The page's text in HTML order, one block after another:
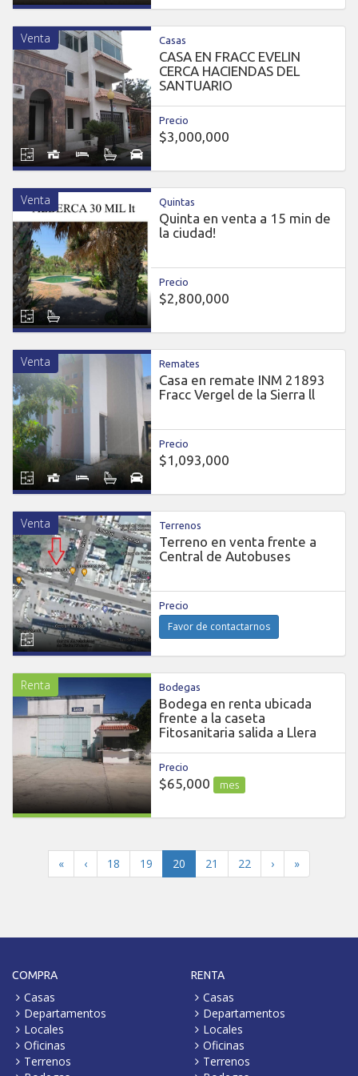
Venta Casas
CASA EN FRACC EVELIN
CERCA HACIENDAS DEL
SANTUARIO
Precio
$3,000,000
Venta Quintas
Quinta en venta a 15 min de
la ciudad!
Precio
$2,800,000
Venta Remates
Casa en remate INM 21893
Fracc Vergel de la Sierra ll
Precio
$1,093,000
Venta Terrenos
Terreno en venta frente a
Central de Autobuses
Precio
Favor de contactarnos
Renta Bodegas
Bodega en renta ubicada
frente a la caseta
Fitosanitaria salida a Llera
Precio
$65,000 mes
« ‹ 18 19 20(current)
21 22 › »
COMPRA
Casas
Departamentos
Locales
Oficinas
Terrenos
RENTA
Casas
Departamentos
Locales
Oficinas
Terrenos